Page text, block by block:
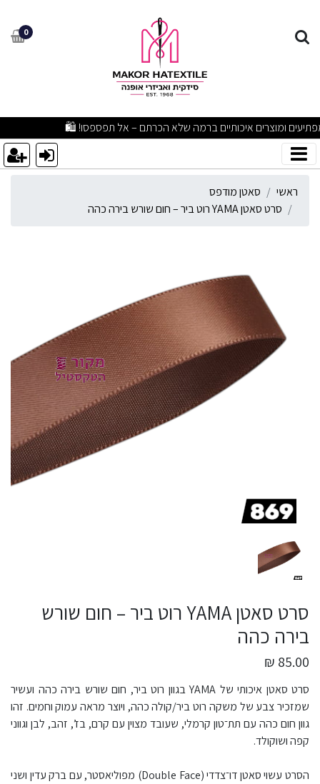
סרט סאטן YAMA רוט ביר – חום שורש בירה כהה​ 0
מבצעים מפתיעים ומוצרים איכותיים ברמה שלא הכרתם – אל תפספסו! 🛍️
ראשי
סאטן מודפס
סרט סאטן YAMA רוט ביר – חום שורש בירה כהה​
סרט סאטן YAMA רוט ביר – חום שורש
בירה כהה​
85.00 ₪
סרט סאטן איכותי של YAMA בגוון רוט ביר, חום שורש בירה כהה ועשיר
שמזכיר צבע של משקה רוט ביר/קולה כהה, ויוצר מראה עמוק וחמים. זהו
גוון חום כהה עם תת־טון קרמלי, שעובד מצוין עם קרם, בז’, זהב, לבן וגווני
קפה ושוקולד.​
הסרט עשוי סאטן דו־צדדי (Double Face) מפוליאסטר, עם ברק עדין ושני